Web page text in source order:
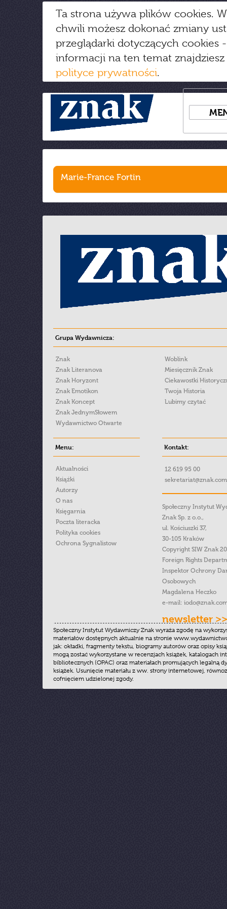
Ta strona używa plików cookies.
chwili możesz dokonać zmiany
przeglądarki dotyczących cookies
informacji na ten temat
polityce prywatności.
Marie-France Fortin
Grupa Wydawnicza:
Znak
Znak Literanova
Znak Horyzont
Znak Emotikon
Znak Koncept
Znak JednymSłowem
Wydawnictwo Otwarte
Woblink
Miesięcznik Znak
Ciekawostki
Twoja Historia
Lubimy czytać
Menu:
Aktualności
Książki
Autorzy
O nas
Księgarnia
Poczta literacka
Polityka cookies
Ochrona Sygnalistow
Kontakt:
12 619 95 00
Społeczny Instytut
Znak Sp. z o.o.,
ul. Kościuszki 37,
30-105 Kraków
Copyright SIW Znak
Foreign Rights
Inspektor Ochrony
Osobowych
Magdalena Heczko
e-mail:
newsletter >>
Społeczny Instytut Wydawniczy Znak wyraża zgodę na
materiałów dostępnych aktualnie na stronie
jak: okładki, fragmenty tekstu, biogramy autorów oraz opisy
mogą zostać wykorzystane w recenzjach książek, katalogach
bibliotecznych (OPAC) oraz materiałach promujących legalną
książek. Usunięcie materiału z ww. strony internetowej,
cofnięciem udzielonej zgody.